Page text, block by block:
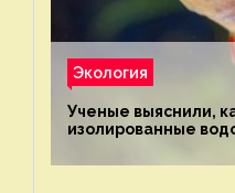
Экология
Ученые выяснили,
изолированные